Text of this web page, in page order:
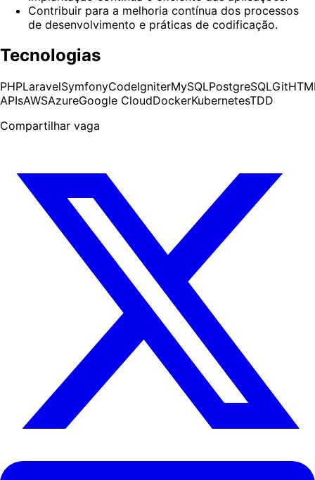
Contribuir para a melhoria contínua dos processos
de desenvolvimento e práticas de codificação.
Tecnologias
PHPLaravelSymfonyCodeIgniterMySQLPostgreSQLGit
APIsAWSAzureGoogle CloudDockerKubernetesTDD
Compartilhar vaga